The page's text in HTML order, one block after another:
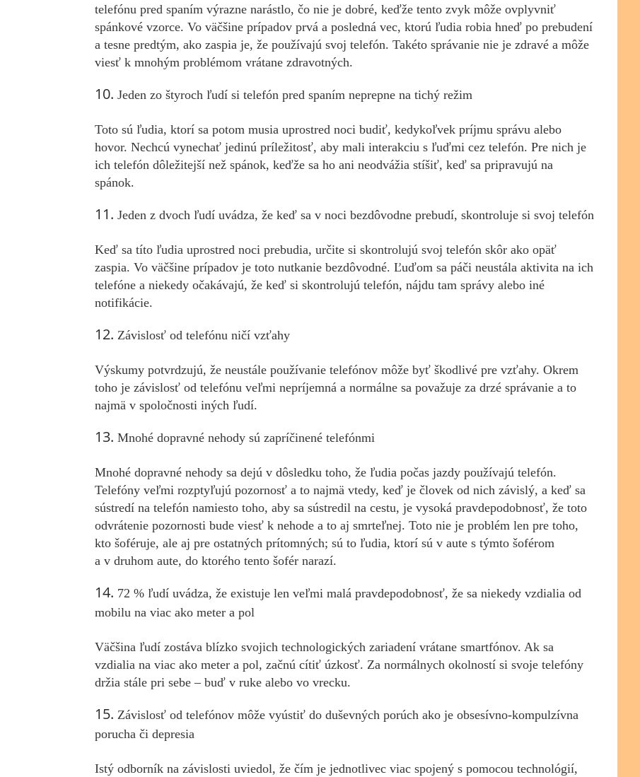
telefónu pred spaním výrazne narástlo, čo nie je dobré, keďže tento zvyk môže ovplyvniť
spánkové vzorce. Vo väčšine prípadov prvá a posledná vec, ktorú ľudia robia hneď po prebudení
a tesne predtým, ako zaspia je, že používajú svoj telefón. Takéto správanie nie je zdravé a môže
viesť k mnohým problémom vrátane zdravotných.
Jeden zo štyroch ľudí si telefón pred spaním neprepne na tichý režim
Toto sú ľudia, ktorí sa potom musia uprostred noci budiť, kedykoľvek príjmu správu alebo
hovor. Nechcú vynechať jedinú príležitosť, aby mali interakciu s ľuďmi cez telefón. Pre nich je
ich telefón dôležitejší než spánok, keďže sa ho ani neodvážia stíšiť, keď sa pripravujú na
spánok.
Jeden z dvoch ľudí uvádza, že keď sa v noci bezdôvodne prebudí, skontroluje si svoj telefón
Keď sa títo ľudia uprostred noci prebudia, určite si skontrolujú svoj telefón skôr ako opäť
zaspia. Vo väčšine prípadov je toto nutkanie bezdôvodné. Ľuďom sa páči neustála aktivita na ich
telefóne a niekedy očakávajú, že keď si skontrolujú telefón, nájdu tam správy alebo iné
notifikácie.
Závislosť od telefónu ničí vzťahy
Výskumy potvrdzujú, že neustále používanie telefónov môže byť škodlivé pre vzťahy. Okrem
toho je závislosť od telefónu veľmi nepríjemná a normálne sa považuje za drzé správanie a to
najmä v spoločnosti iných ľudí.
Mnohé dopravné nehody sú zapríčinené telefónmi
Mnohé dopravné nehody sa dejú v dôsledku toho, že ľudia počas jazdy používajú telefón.
Telefóny veľmi rozptyľujú pozornosť a to najmä vtedy, keď je človek od nich závislý, a keď sa
sústredí na telefón namiesto toho, aby sa sústredil na cestu, je vysoká pravdepodobnosť, že toto
odvrátenie pozornosti bude viesť k nehode a to aj smrteľnej. Toto nie je problém len pre toho,
kto šoféruje, ale aj pre ostatných prítomných; sú to ľudia, ktorí sú v aute s týmto šoférom
a v druhom aute, do ktorého tento šofér narazí.
72 % ľudí uvádza, že existuje len veľmi malá pravdepodobnosť, že sa niekedy vzdialia od
mobilu na viac ako meter a pol
Väčšina ľudí zostáva blízko svojich technologických zariadení vrátane smartfónov. Ak sa
vzdialia na viac ako meter a pol, začnú cítiť úzkosť. Za normálnych okolností si svoje telefóny
držia stále pri sebe – buď v ruke alebo vo vrecku.
Závislosť od telefónov môže vyústiť do duševných porúch ako je obsesívno-kompulzívna
porucha či depresia
Istý odborník na závislosti uviedol, že čím je jednotlivec viac spojený s pomocou technológií,